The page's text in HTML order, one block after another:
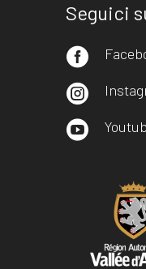
Seguici


